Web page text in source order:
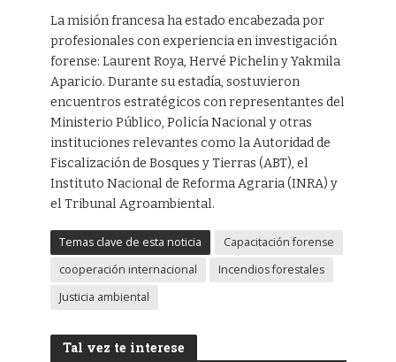
La misión francesa ha estado encabezada por
profesionales con experiencia en investigación
forense: Laurent Roya, Hervé Pichelin y Yakmila
Aparicio. Durante su estadía, sostuvieron
encuentros estratégicos con representantes del
Ministerio Público, Policía Nacional y otras
instituciones relevantes como la Autoridad de
Fiscalización de Bosques y Tierras (ABT), el
Instituto Nacional de Reforma Agraria (INRA) y
el Tribunal Agroambiental.
Temas clave de esta noticia
Capacitación forense
cooperación internacional
Incendios forestales
Justicia ambiental
Tal vez te interese